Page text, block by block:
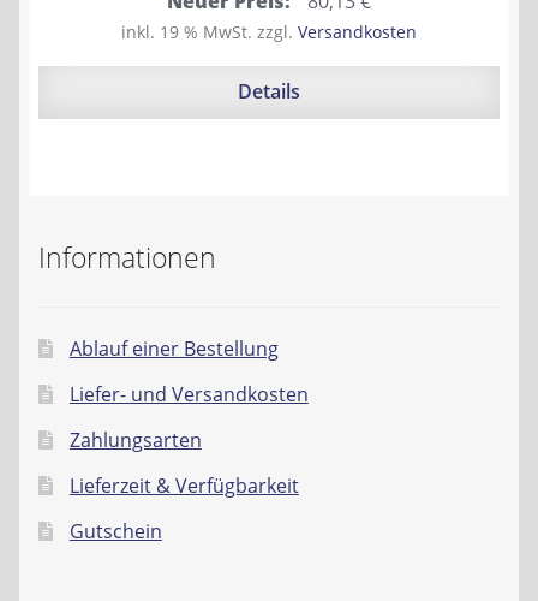
Preis
war:
Preis
ist:
inkl. 19 % MwSt. zzgl. Versandkosten
Details
Informationen
Ablauf einer Bestellung
Liefer- und Versandkosten
Zahlungsarten
Lieferzeit & Verfügbarkeit
Gutschein